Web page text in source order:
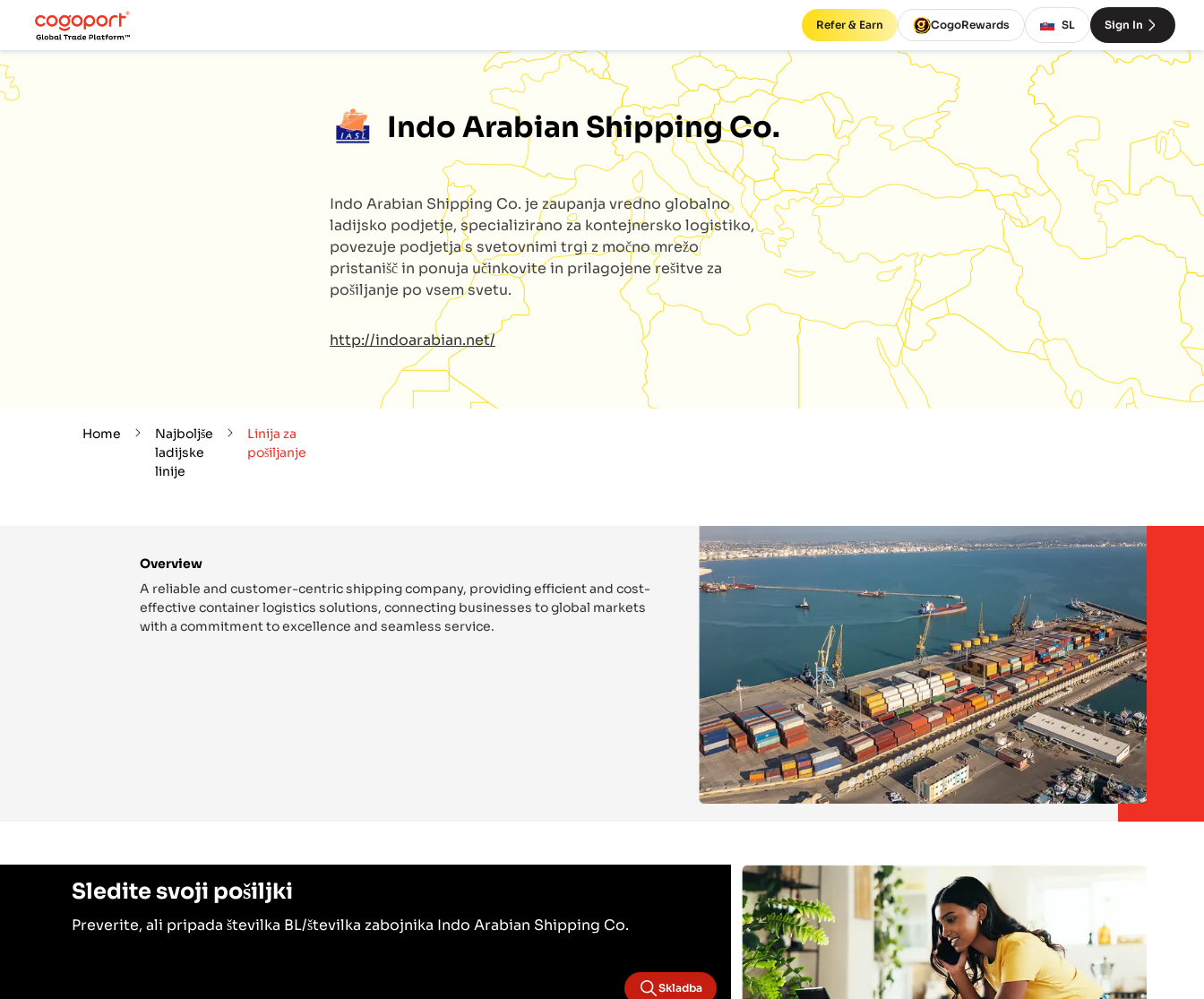
Refer & Earn CogoRewards SL Sign In
Indo Arabian Shipping Co.
Indo Arabian Shipping Co. je zaupanja vredno globalno
ladijsko podjetje, specializirano za kontejnersko logistiko,
povezuje podjetja s svetovnimi trgi z močno mrežo
pristanišč in ponuja učinkovite in prilagojene rešitve za
pošiljanje po vsem svetu.
http://indoarabian.net/
Home
Najboljše
ladijske
linije
Linija za
pošiljanje
Overview
A reliable and customer-centric shipping company, providing efficient and cost-
effective container logistics solutions, connecting businesses to global markets
with a commitment to excellence and seamless service.
Sledite svoji pošiljki
Preverite, ali pripada številka BL/številka zabojnika Indo Arabian Shipping Co.
Skladba